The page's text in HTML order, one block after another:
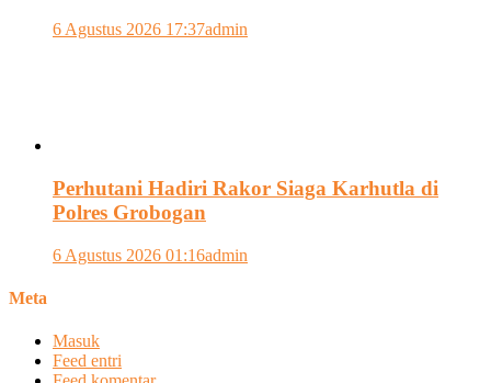
6 Agustus 2026 17:37admin
Perhutani Hadiri Rakor Siaga Karhutla di
Polres Grobogan
6 Agustus 2026 01:16admin
Meta
Masuk
Feed entri